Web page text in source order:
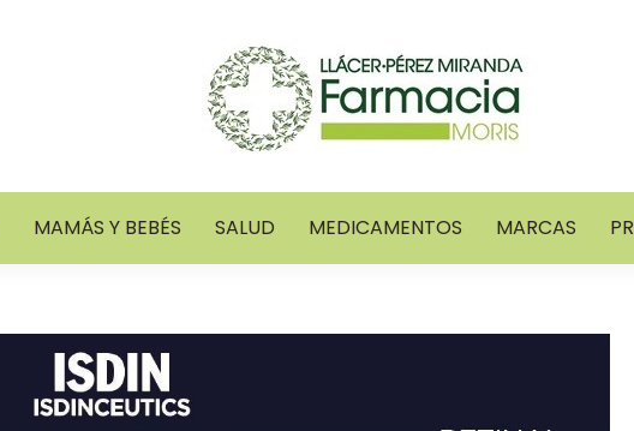
MAMÁS Y BEBÉS SALUD MEDICAMENTOS MARCAS